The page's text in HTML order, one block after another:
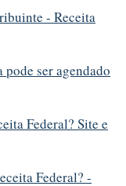
- Receita
ser agendado
Federal? Site e
Federal? -